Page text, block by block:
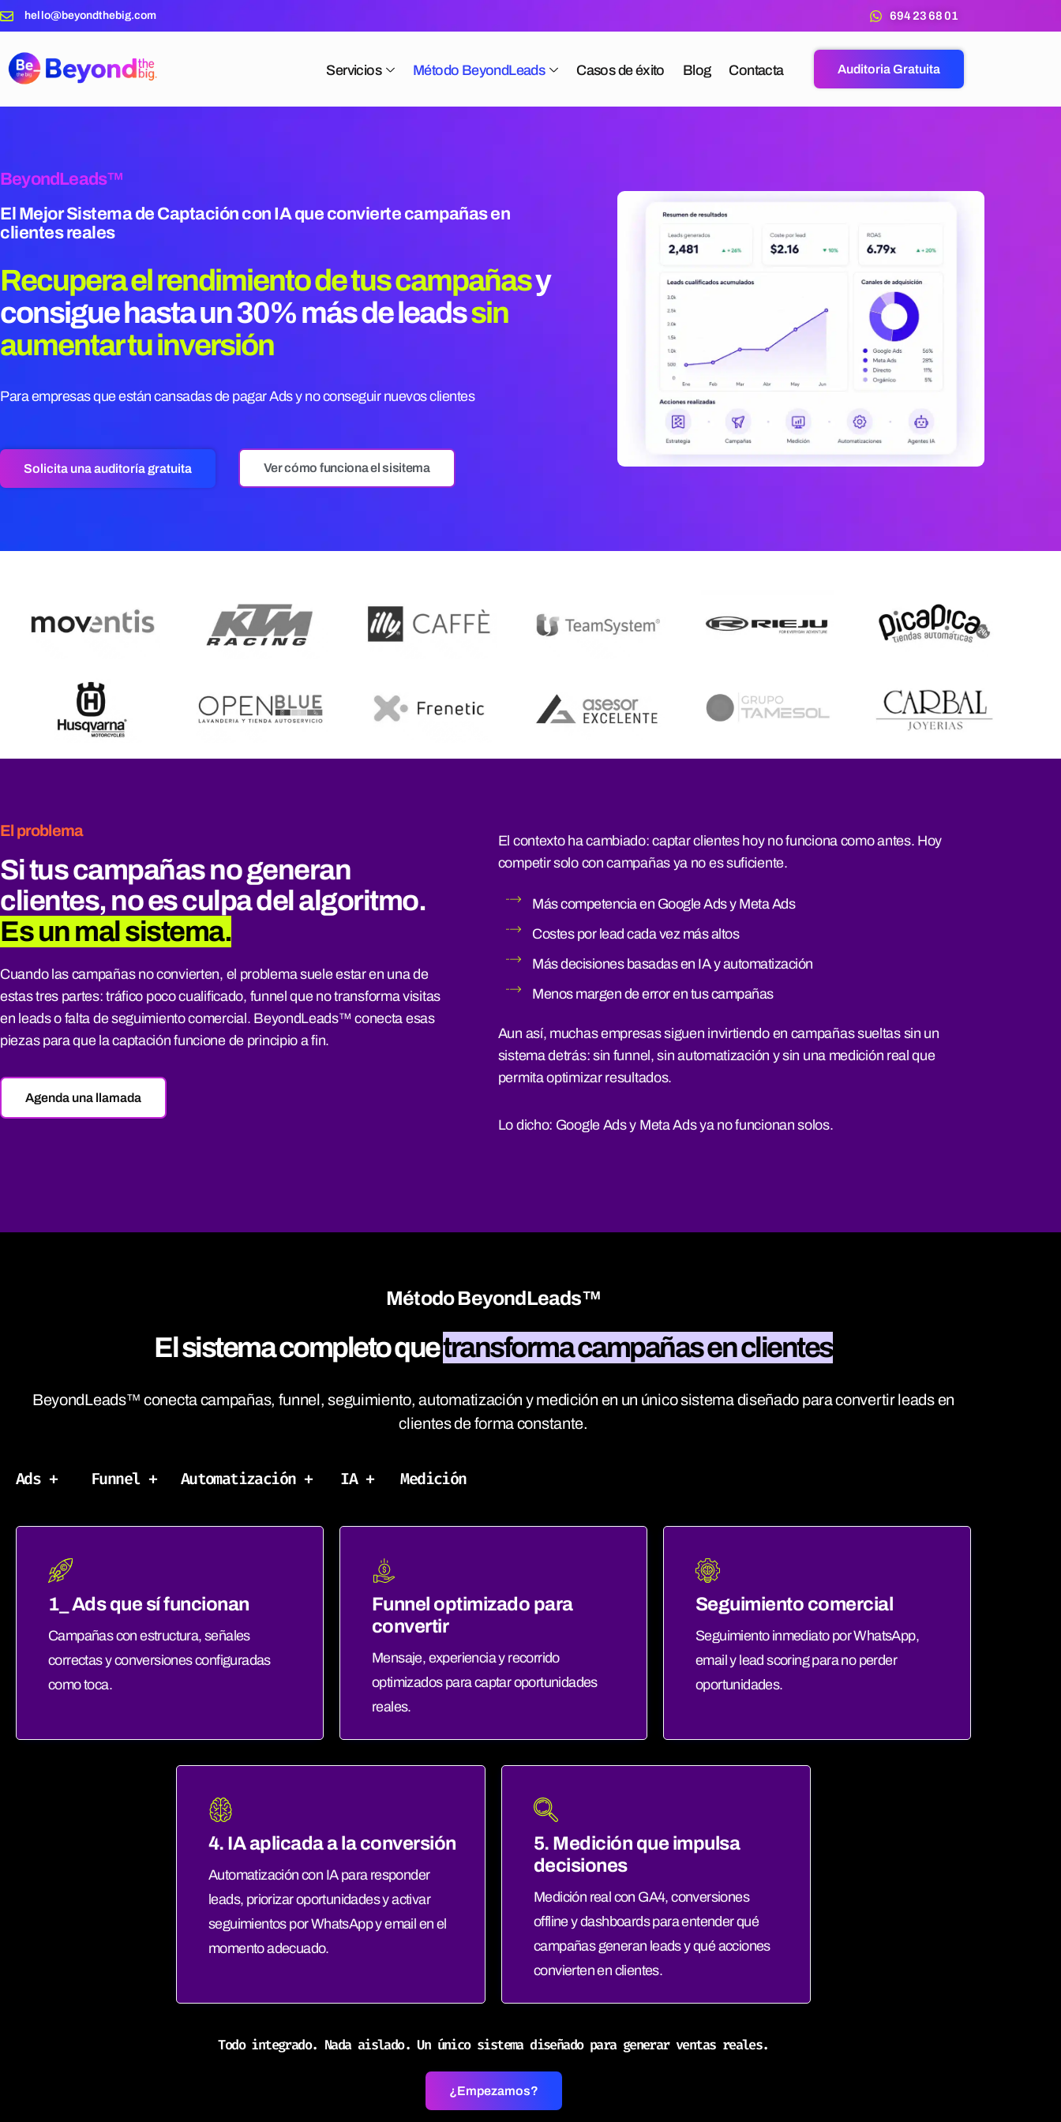
hello@beyondthebig.com 694 23 68 01
Servicios Método BeyondLeads Casos de éxito Blog Contacta Auditoria Gratuita
BeyondLeads™
El Mejor Sistema de Captación con IA que convierte campañas en
clientes reales
Recupera el rendimiento de tus campañasy
consigue hasta un 30% más de leadssin
aumentar tu inversión
Para empresas que están cansadas de pagar Ads y no conseguir nuevos clientes
Solicita una auditoría gratuita Ver cómo funciona el sisitema
El problema
Si tus campañas no generan
clientes, no es culpa del algoritmo.
Es un mal sistema.
Cuando las campañas no convierten, el problema suele estar en una de
estas tres partes: tráfico poco cualificado, funnel que no transforma visitas
en leads o falta de seguimiento comercial. BeyondLeads™ conecta esas
piezas para que la captación funcione de principio a fin.
Agenda una llamada
El contexto ha cambiado: captar clientes hoy no funciona como antes. Hoy
competir solo con campañas ya no es suficiente.
Más competencia en Google Ads y Meta Ads
Costes por lead cada vez más altos
Más decisiones basadas en IA y automatización
Menos margen de error en tus campañas
Aun así, muchas empresas siguen invirtiendo en campañas sueltas sin un
sistema detrás: sin funnel, sin automatización y sin una medición real que
permita optimizar resultados.
Lo dicho: Google Ads y Meta Ads ya no funcionan solos.
Método BeyondLeads™
El sistema completo quetransforma campañas en clientes
BeyondLeads™ conecta campañas, funnel, seguimiento, automatización y medición en un único sistema diseñado para convertir leads en
clientes de forma constante.
Ads + Funnel + Automatización + IA + Medición
1_ Ads que sí funcionan
Campañas con estructura, señales
correctas y conversiones configuradas
como toca.
Funnel optimizado para
convertir
Mensaje, experiencia y recorrido
optimizados para captar oportunidades
reales.
Seguimiento comercial
Seguimiento inmediato por WhatsApp,
email y lead scoring para no perder
oportunidades.
4. IA aplicada a la conversión
Automatización con IA para responder
leads, priorizar oportunidades y activar
seguimientos por WhatsApp y email en el
momento adecuado.
5. Medición que impulsa
decisiones
Medición real con GA4, conversiones
offline y dashboards para entender qué
campañas generan leads y qué acciones
convierten en clientes.
Todo integrado. Nada aislado. Un único sistema diseñado para generar ventas reales.
¿Empezamos?